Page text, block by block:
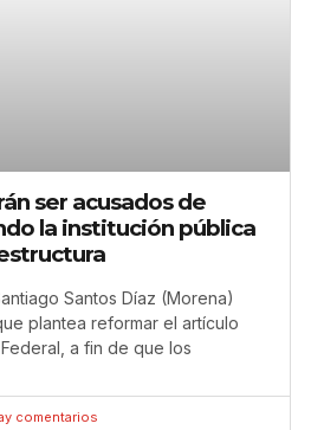
ser acusados de
la institución pública
Santos Díaz (Morena)
plantea reformar el artículo
a fin de que los
comentarios